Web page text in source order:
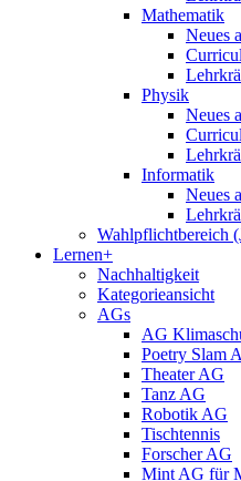
Mathematik
Neues
Physik
Neues
Informatik
Neues
Wahlpflichtbereich
Lernen+
Nachhaltigkeit
Kategorieansicht
AGs
AG
Poetry Slam
Theater AG
Tanz AG
Robotik AG
Tischtennis
Forscher AG
Mint AG für